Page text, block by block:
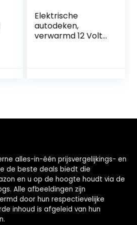
Elektrische
autodeken,
verwarmd 12 Volt
tailgating, en
alles-in-één prijsvergelijkings- en
de beste deals biedt die
en u op de hoogte houdt via de
Alle afbeeldingen zijn
door hun respectievelijke
inhoud is afgeleid van hun